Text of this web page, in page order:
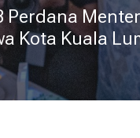
Perdana
Kota Kuala